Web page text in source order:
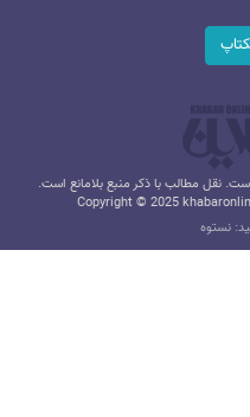
نقل مطالب با ذکر منبع بلامانع است.
Copyright © 2025
نستوه